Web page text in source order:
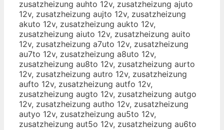
zusatzheizung auhto 12v, zusatzheizung ajuto
12v, zusatzheizung aujto 12v, zusatzheizung
akuto 12v, zusatzheizung aukto 12v,
zusatzheizung aiuto 12v, zusatzheizung auito
12v, zusatzheizung a7uto 12v, zusatzheizung
au7to 12v, zusatzheizung a8uto 12v,
zusatzheizung au8to 12v, zusatzheizung aurto
12v, zusatzheizung autro 12v, zusatzheizung
aufto 12v, zusatzheizung autfo 12v,
zusatzheizung augto 12v, zusatzheizung autgo
12v, zusatzheizung autho 12v, zusatzheizung
autyo 12v, zusatzheizung au5to 12v,
zusatzheizung aut5o 12v, zusatzheizung au6to